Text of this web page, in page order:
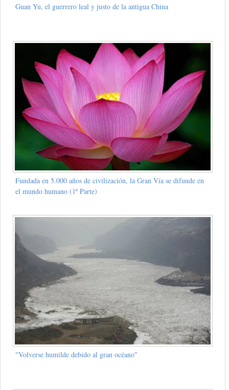
Guan Yu, el guerrero leal y justo de la antigua China
Fundada en 5.000 años de civilización, la Gran Vía se difunde en
el mundo humano (1ª Parte)
"Volverse humilde debido al gran océano"